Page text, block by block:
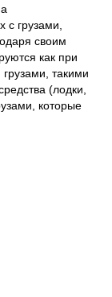
с грузами,
своим
как при
такими
(лодки,
которые